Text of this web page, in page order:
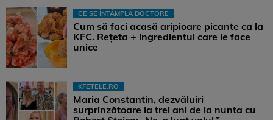
CE SE ÎNTÂMPLĂ DOCTORE
Cum să faci acasă aripioare picante ca la
KFC. Rețeta + ingredientul care le face
unice
KFETELE.RO
Maria Constantin, dezvăluiri
surprinzătoare la trei ani de la nunta cu